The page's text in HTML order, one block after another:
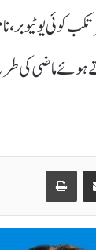
کوئی یو ٹیوبر
ہوئے ماضی کی
Share via Email
Print